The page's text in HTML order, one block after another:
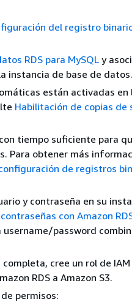
del registro
RDS para MySQLy
instancia de base de datos.
están activadas en
Habilitación de copias de
tiempo suficiente para
Para obtener más
de registros
y contraseña en su
con Amazon
username/password
cree un rol de IAM
RDS a Amazon S3.
permisos: